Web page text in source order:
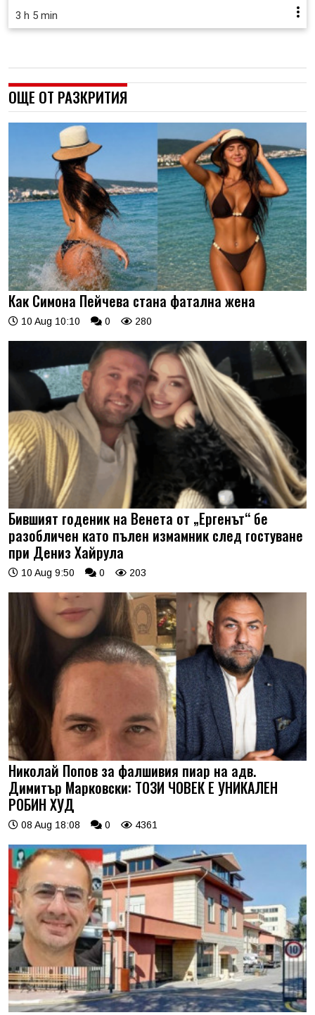
3 h 5 min
ОЩЕ ОТ РАЗКРИТИЯ
Как Симона Пейчева стана фатална жена
10 Aug 10:10 0 280
Бившият годеник на Венета от „Ергенът“ бе
разобличен като пълен измамник след гостуване
при Дениз Хайрула
10 Aug 9:50 0 203
Николай Попов за фалшивия пиар на адв.
Димитър Марковски: ТОЗИ ЧОВЕК Е УНИКАЛЕН
РОБИН ХУД
08 Aug 18:08 0 4361